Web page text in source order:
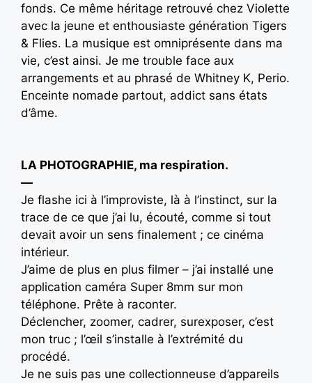
fonds. Ce même héritage retrouvé chez Violette
avec la jeune et enthousiaste génération Tigers
& Flies. La musique est omniprésente dans ma
vie, c’est ainsi. Je me trouble face aux
arrangements et au phrasé de Whitney K, Perio.
Enceinte nomade partout, addict sans états
d’âme.
LA PHOTOGRAPHIE, ma respiration.
—
Je flashe ici à l’improviste, là à l’instinct, sur la
trace de ce que j’ai lu, écouté, comme si tout
devait avoir un sens finalement ; ce cinéma
intérieur.
J’aime de plus en plus filmer – j’ai installé une
application caméra Super 8mm sur mon
téléphone. Prête à raconter.
Déclencher, zoomer, cadrer, surexposer, c’est
mon truc ; l’œil s’installe à l’extrémité du
procédé.
Je ne suis pas une collectionneuse d’appareils